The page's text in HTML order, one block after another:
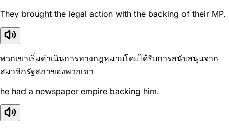
They brought the legal action with the backing of their MP.
พวกเขาเริ่มดำเนินการทางกฎหมายโดยได้รับการสนับสนุนจาก
สมาชิกรัฐสภาของพวกเขา
he had a newspaper empire backing him.